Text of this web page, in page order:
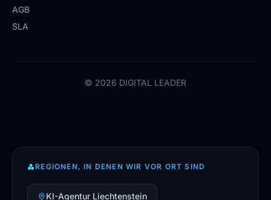
AGB
SLA
© 2026 DIGITAL LEADER
⁂REGIONEN, IN DENEN WIR VOR ORT SIND
KI-Agentur Liechtenstein